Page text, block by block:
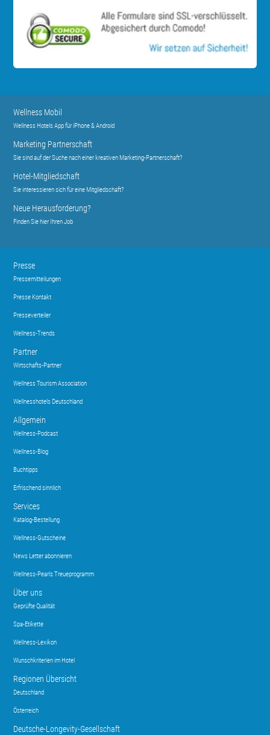
Wellness Mobil
Wellness Hotels App für iPhone & Android
Marketing Partnerschaft
Sie sind auf der Suche nach einer kreativen Marketing-Partnerschaft?
Hotel-Mitgliedschaft
Sie interessieren sich für eine Mitgliedschaft?
Neue Herausforderung?
Finden Sie hier Ihren Job
Presse
Pressemitteilungen
Presse Kontakt
Presseverteiler
Wellness-Trends
Partner
Wirtschafts-Partner
Wellness Tourism Association
Wellnesshotels Deutschland
Allgemein
Wellness-Podcast
Wellness-Blog
Buchtipps
Erfrischend sinnlich
Services
Katalog-Bestellung
Wellness-Gutscheine
News Letter abonnieren
Wellness-Pearls Treueprogramm
Über uns
Geprüfte Qualität
Spa-Etikette
Wellness-Lexikon
Wunschkriterien im Hotel
Regionen Übersicht
Deutschland
Österreich
Deutsche-Longevity-Gesellschaft